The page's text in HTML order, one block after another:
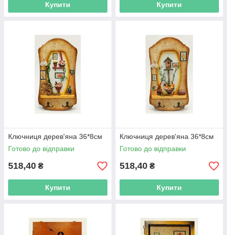
Купити Купити
Ключниця дерев'яна 36*8см
Готово до відправки
518,40 ₴
Купити
Ключниця дерев'яна 36*8см
Готово до відправки
518,40 ₴
Купити